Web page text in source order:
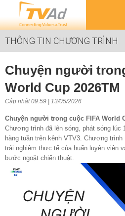
THÔNG TIN CHƯƠNG TRÌNH
Chuyện người
World Cup 2026TM
Cập nhật 09:59 | 13/05/2026
Chuyện người trong cuộc FIFA World
Chương trình đã lên sóng, phát sóng lúc
hàng tuần trên kênh VTV3. Chương
trải nghiệm thực tế của huấn luyện viên
bước ngoặt chiến thuật.